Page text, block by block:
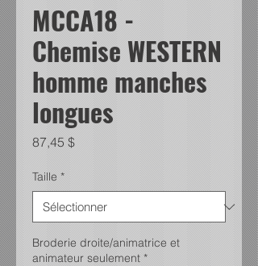
MCCA18 -
Chemise WESTERN
homme manches
longues
87,45 $Prix
Taille *
Broderie droite/animatrice et
animateur seulement *